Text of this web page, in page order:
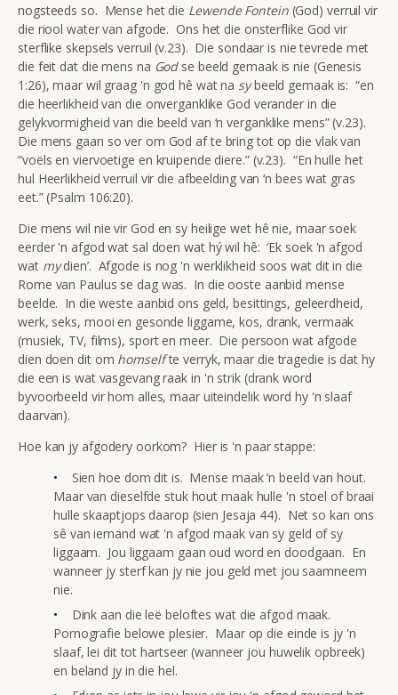
nogsteeds so. Mense het die Lewende Fontein(God) verruil vir
die riool water van afgode. Ons het die onsterflike God vir
sterflike skepsels verruil (v.23). Die sondaar is nie tevrede met
die feit dat die mens na Godse beeld gemaak is nie (Genesis
1:26), maar wil graag 'n god hê wat na sybeeld gemaak is: “en
die heerlikheid van die onverganklike God verander in die
gelykvormigheid van die beeld van ‘n verganklike mens” (v.23).
Die mens gaan so ver om God af te bring tot op die vlak van
“voëls en viervoetige en kruipende diere.” (v.23). “En hulle het
hul Heerlikheid verruil vir die afbeelding van ‘n bees wat gras
eet.” (Psalm 106:20).
Die mens wil nie vir God en sy heilige wet hê nie, maar soek
eerder 'n afgod wat sal doen wat hý wil hê: ‘Ek soek 'n afgod
wat mydien’. Afgode is nog 'n werklikheid soos wat dit in die
Rome van Paulus se dag was. In die ooste aanbid mense
beelde. In die weste aanbid ons geld, besittings, geleerdheid,
werk, seks, mooi en gesonde liggame, kos, drank, vermaak
(musiek, TV, films), sport en meer. Die persoon wat afgode
dien doen dit om homselfte verryk, maar die tragedie is dat hy
die een is wat vasgevang raak in 'n strik (drank word
byvoorbeeld vir hom alles, maar uiteindelik word hy 'n slaaf
daarvan).
Hoe kan jy afgodery oorkom? Hier is 'n paar stappe:
Sien hoe dom dit is. Mense maak ‘n beeld van hout.
Maar van dieselfde stuk hout maak hulle 'n stoel of braai
hulle skaaptjops daarop (sien Jesaja 44). Net so kan ons
sê van iemand wat 'n afgod maak van sy geld of sy
liggaam. Jou liggaam gaan oud word en doodgaan. En
wanneer jy sterf kan jy nie jou geld met jou saamneem
nie.
Dink aan die leë beloftes wat die afgod maak.
Pornografie belowe plesier. Maar op die einde is jy 'n
slaaf, lei dit tot hartseer (wanneer jou huwelik opbreek)
en beland jy in die hel.